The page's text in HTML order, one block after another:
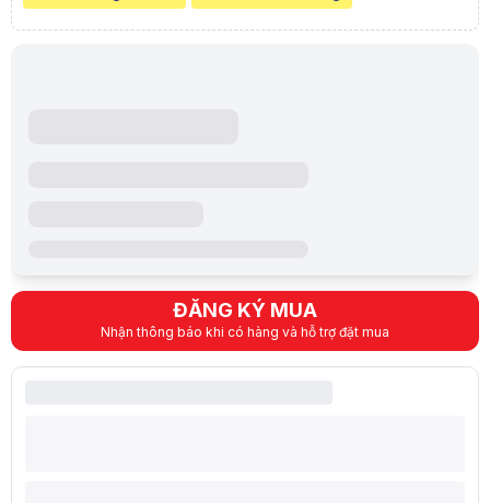
ĐĂNG KÝ MUA
Nhận thông báo khi có hàng và hỗ trợ đặt mua